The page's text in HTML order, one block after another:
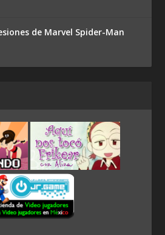
de Marvel Spider-Man